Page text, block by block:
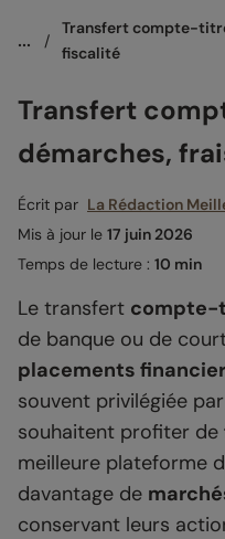
... /
Transfert compte-
fiscalité
Transfert
démarches,
Écrit par La Rédaction
Mis à jour le 17 juin 2026
Temps de lecture : 10 min
Le transfert compte-
de banque ou de
placements
souvent privilégiée
souhaitent profiter de
meilleure plateforme
davantage de
conservant leurs